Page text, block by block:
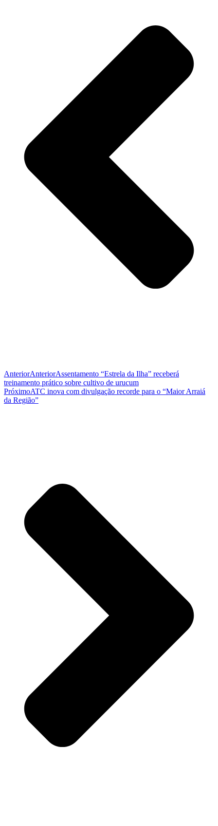
AnteriorAnteriorAssentamento “Estrela da Ilha” receberá
treinamento prático sobre cultivo de urucum
PróximoATC inova com divulgação recorde para o “Maior Arraiá
da Região”